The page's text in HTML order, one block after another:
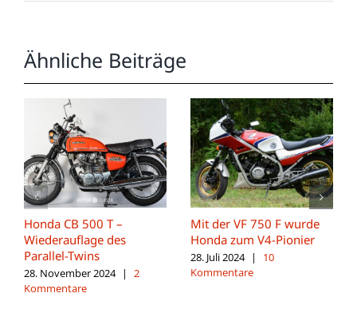
Ähnliche Beiträge
Honda CB 500 T –
Wiederauflage des
Parallel-Twins
28. November 2024 |
2
Kommentare
Mit der VF 750 F wurde
Honda zum V4-Pionier
28. Juli 2024 |
10
Kommentare